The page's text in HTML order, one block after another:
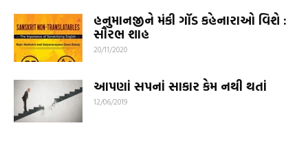
હનુમાનજીને મંકી ગૉડ કહેનારાઓ વિશે :
સૌરભ શાહ
20/11/2020
આપણાં સપનાં સાકાર કેમ નથી થતાં
12/06/2019